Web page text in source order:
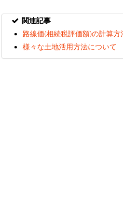
関連記事
路線価(相続税評価額)の計算方
様々な土地活用方法について